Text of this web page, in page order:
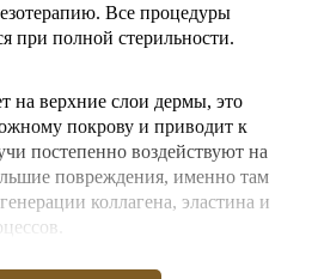
Все процедуры
при полной стерильности.
на верхние слои дермы, это
покрову и приводит к
постепенно воздействуют на
повреждения, именно там
коллагена, эластина и